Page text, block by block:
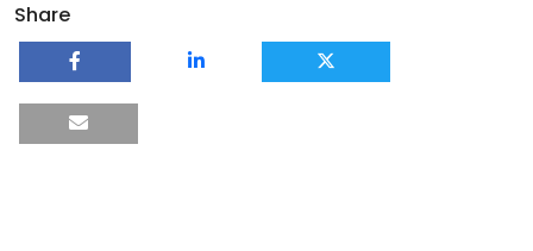
Share